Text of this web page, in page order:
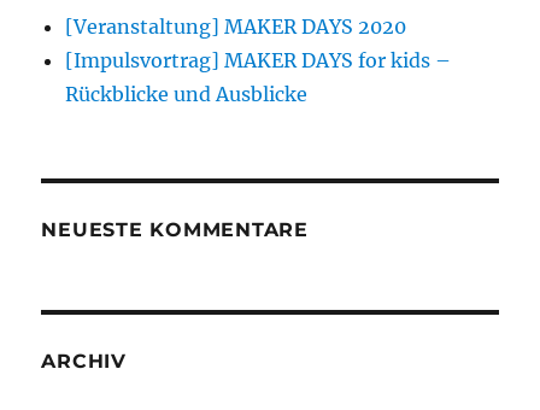
[Veranstaltung] MAKER DAYS 2020
[Impulsvortrag] MAKER DAYS for kids –
Rückblicke und Ausblicke
NEUESTE KOMMENTARE
ARCHIV